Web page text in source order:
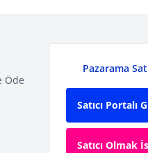
Öde
Pazarama
Satıcı Portalı
Satıcı Olmak